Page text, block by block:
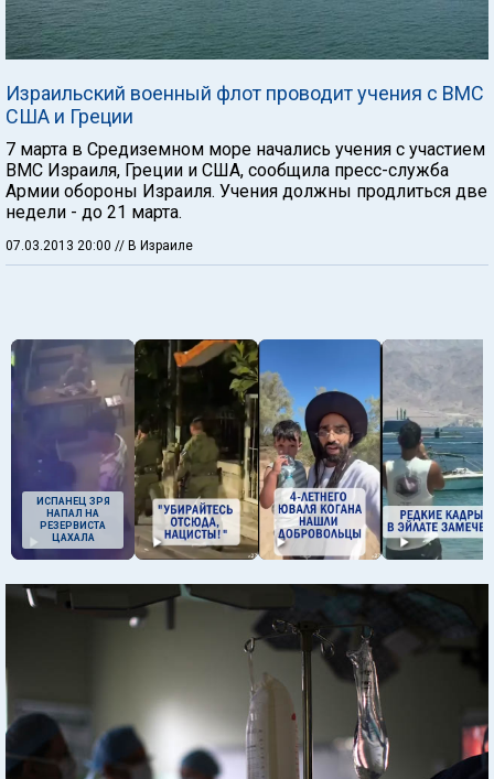
Израильский военный флот проводит учения с ВМС
США и Греции
7 марта в Средиземном море начались учения с участием
ВМС Израиля, Греции и США, сообщила пресс-служба
Армии обороны Израиля. Учения должны продлиться две
недели - до 21 марта.
07.03.2013 20:00 // В Израиле
ИСПАНЕЦ ЗРЯ
НАПАЛ НА
РЕЗЕРВИСТА
ЦАХАЛА